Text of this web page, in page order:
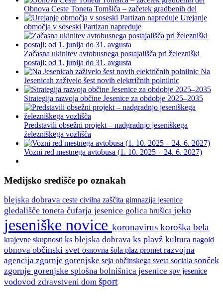
Obnova Ceste Toneta Tomšiča – začetek gradbenih del
Urejanje
območja v soseski Partizan napreduje
Začasna ukinitev avtobusnega postajališča pri železniški
postaji: od 1. junija do 31. avgusta
Na
Jesenicah zaživelo šest novih električnih polnilnic
Strategija razvoja občine Jesenice za obdobje 2025–2035
Predstavili obsežni projekt – nadgradnjo jeseniškega
železniškega vozlišča
Vozni red mestnega avtobusa (1. 10. 2025 – 24. 6. 2027)
Medijsko središče po oznakah
blejska dobrava ceste civilna zaščita gimnazija jesenice
gledališče toneta čufarja jesenice golica hrušica jeko
jeseniške novice koronavirus koroška bela
krajevne skupnosti ks blejska dobrava ks plavž kultura nagold
obnova občinski svet osnovna šola plaz promet razvojna
agencija zgornje gorenjske seja občinskega sveta sociala sonček
zgornje gorenjske splošna bolnišnica jesenice spv jesenice
vodovod zdravstveni dom šport